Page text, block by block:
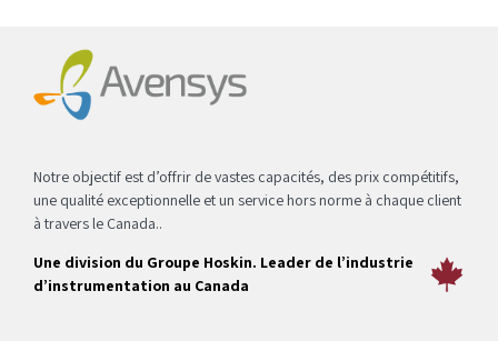
Notre objectif est d’offrir de vastes capacités, des prix compétitifs,
une qualité exceptionnelle et un service hors norme à chaque client
à travers le Canada..
Une division du Groupe Hoskin. Leader de l’industrie
d’instrumentation au Canada